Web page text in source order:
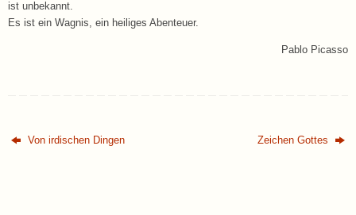
ist unbekannt.
Es ist ein Wagnis, ein heiliges Abenteuer.
Pablo Picasso
Von irdischen Dingen Zeichen Gottes